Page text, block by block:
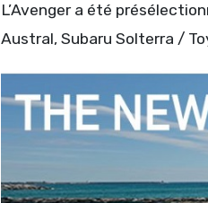
L’Avenger a été
Austral, Subaru Solterra /